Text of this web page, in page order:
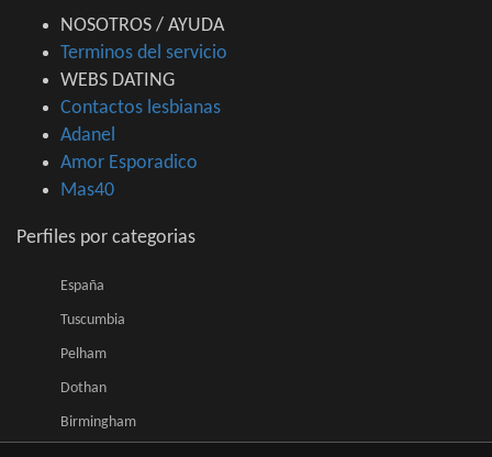
NOSOTROS / AYUDA
Terminos del servicio
WEBS DATING
Contactos lesbianas
Adanel
Amor Esporadico
Mas40
Perfiles por categorias
España
Tuscumbia
Pelham
Dothan
Birmingham